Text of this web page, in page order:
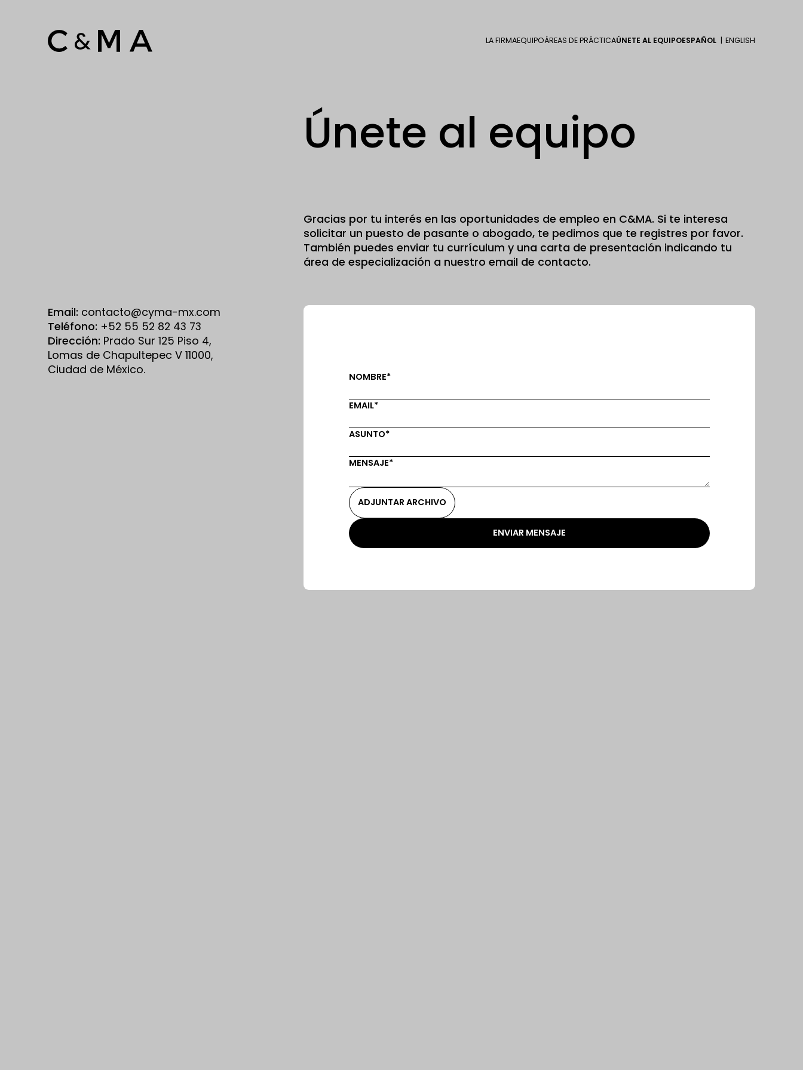
LA FIRMAEQUIPOÁREAS DE PRÁCTICAÚNETE AL EQUIPOESPAÑOL ENGLISH
Únete al equipo
Gracias por tu interés en las oportunidades de empleo en C&MA. Si te interesa
solicitar un puesto de pasante o abogado, te pedimos que te registres por favor.
También puedes enviar tu currículum y una carta de presentación indicando tu
área de especialización a nuestro email de contacto.
Email: contacto@cyma-mx.com
Teléfono: +52 55 52 82 43 73
Dirección: Prado Sur 125 Piso 4,
Lomas de Chapultepec V 11000,
Ciudad de México.
NOMBRE*
EMAIL*
ASUNTO*
MENSAJE*
ADJUNTAR ARCHIVO